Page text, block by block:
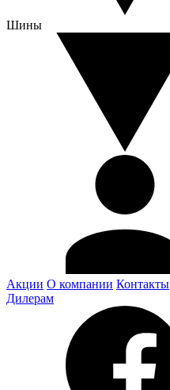
Шины
Акции О компании Контакты
Дилерам